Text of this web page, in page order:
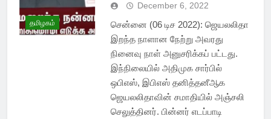
தமிழகம்
December 6, 2022
சென்னை (06 டிச 2022): ஜெயலலிதா
இறந்த நாளான நேற்று அவரது
நினைவு நாள் அனுசரிக்கப் பட்டது.
இந்நிலையில் அதிமுக சார்பில்
ஒபிஎஸ், இபிஎஸ் தனித்தனீஆக
ஜெயலலிதாவின் சமாதியில் அஞ்சலி
செலுத்தினர். பின்னர் எடப்பாடி